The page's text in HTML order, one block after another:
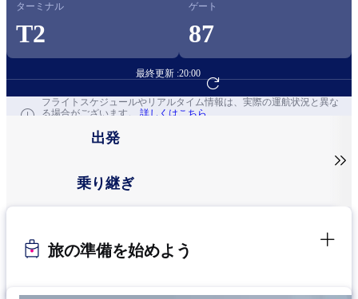
ターミナル
T2
ゲート
87
最終更新 :20:00
フライト予約へ
フライトスケジュールやリアルタイム情報は、実際の運航状況と異な
る場合がございます。 詳しくはこちら
出発
乗り継ぎ

旅の準備を始めよう